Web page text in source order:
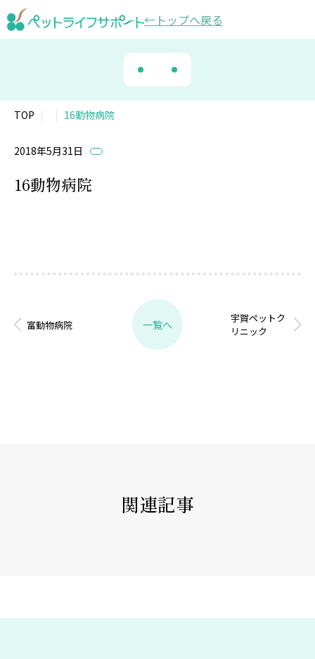
トップへ戻る
TOP 16動物病院
2018年5月31日
16動物病院
富動物病院 一覧へ
宇賀ペットク
リニック
関連記事